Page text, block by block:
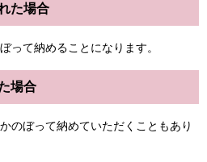
た場合
って納めることになります。
場合
のぼって納めていただくこともあり